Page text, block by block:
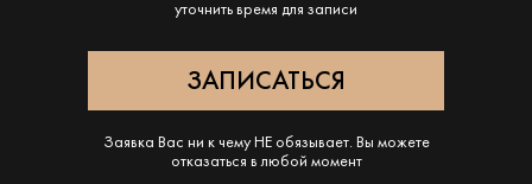
уточнить время для записи
Заявка Вас ни к чему НЕ обязывает. Вы можете
отказаться в любой момент